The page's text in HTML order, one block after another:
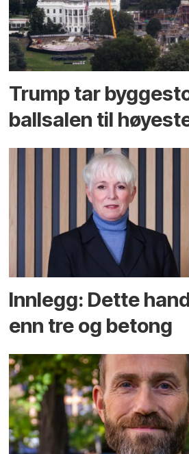
Trump tar
ballsalen til
Innlegg: Dette
enn tre og betong